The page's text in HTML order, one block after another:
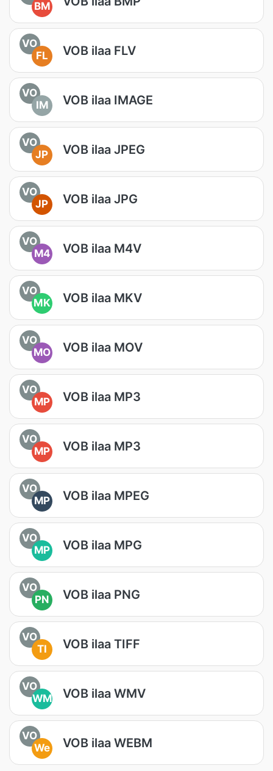
BM
VO
FL
VOB ilaa FLV
VO
IM
VOB ilaa IMAGE
VO
JP
VOB ilaa JPEG
VO
JP
VOB ilaa JPG
VO
M4
VOB ilaa M4V
VO
MK
VOB ilaa MKV
VO
MO
VOB ilaa MOV
VO
MP
VOB ilaa MP3
VO
MP
VOB ilaa MP3
VO
MP
VOB ilaa MPEG
VO
MP
VOB ilaa MPG
VO
PN
VOB ilaa PNG
VO
TI
VOB ilaa TIFF
VO
WM
VOB ilaa WMV
VO
We
VOB ilaa WEBM